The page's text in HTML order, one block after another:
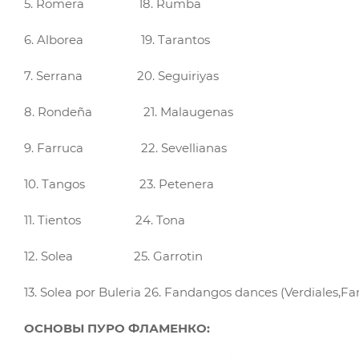
5. Romera 18. Rumba
6. Alborea 19. Tarantos
7. Serrana 20. Seguiriyas
8. Rondeña 21. Malaugenas
9. Farruca 22. Sevellianas
10. Tangos 23. Petenera
11. Tientos 24. Tona
12. Solea 25. Garrotin
13. Solea por Buleria 26. Fandangos dances
ОСНОВЫ ПУРО ФЛАМЕНКО: